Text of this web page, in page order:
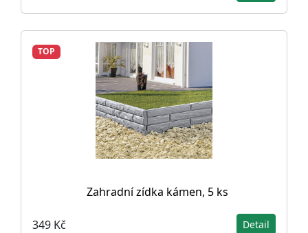
TOP
Zahradní zídka kámen, 5 ks
349 Kč Detail